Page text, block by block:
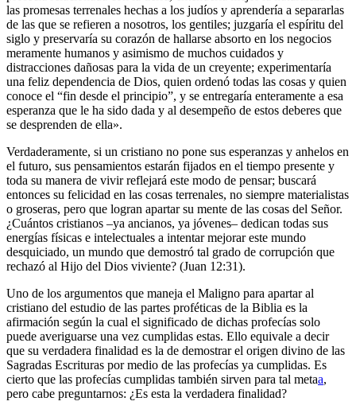
las promesas terrenales hechas a los judíos y aprendería a separarlas
de las que se refieren a nosotros, los gentiles; juzgaría el espíritu del
siglo y preservaría su corazón de hallarse absorto en los negocios
meramente humanos y asimismo de muchos cuidados y
distracciones dañosas para la vida de un creyente; experimentaría
una feliz dependencia de Dios, quien ordenó todas las cosas y quien
conoce el “fin desde el principio”, y se entregaría enteramente a esa
esperanza que le ha sido dada y al desempeño de estos deberes que
se desprenden de ella».
Verdaderamente, si un cristiano no pone sus esperanzas y anhelos en
el futuro, sus pensamientos estarán fijados en el tiempo presente y
toda su manera de vivir reflejará este modo de pensar; buscará
entonces su felicidad en las cosas terrenales, no siempre materialistas
o groseras, pero que logran apartar su mente de las cosas del Señor.
¿Cuántos cristianos –ya ancianos, ya jóvenes– dedican todas sus
energías físicas e intelectuales a intentar mejorar este mundo
desquiciado, un mundo que demostró tal grado de corrupción que
rechazó al Hijo del Dios viviente? (Juan 12:31).
Uno de los argumentos que maneja el Maligno para apartar al
cristiano del estudio de las partes proféticas de la Biblia es la
afirmación según la cual el significado de dichas profecías solo
puede averiguarse una vez cumplidas estas. Ello equivale a decir
que su verdadera finalidad es la de demostrar el origen divino de las
Sagradas Escrituras por medio de las profecías ya cumplidas. Es
cierto que las profecías cumplidas también sirven para tal metaa,
pero cabe preguntarnos: ¿Es esta la verdadera finalidad?